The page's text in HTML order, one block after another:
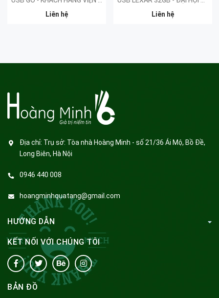
Liên hệ
Liên hệ
Địa chỉ: Trụ sở: Tòa nhà Hoàng Minh - số 21/36 Ái Mộ, Bồ Đề,
Long Biên, Hà Nội
0946 440 008
hoangminhquatang@gmail.com
HƯỚNG DẪN
KẾT NỐI VỚI CHÚNG TÔI
BẢN ĐỒ